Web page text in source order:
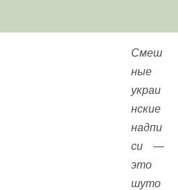
Смеш
ные
украи
нские
надпи
си —
это
шуто